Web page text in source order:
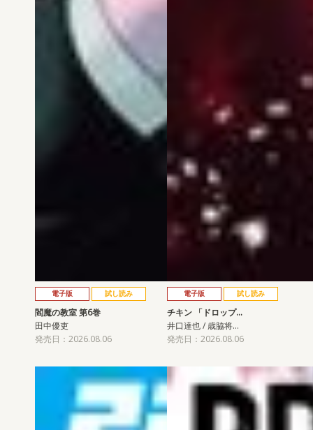
電子版 試し読み
閻魔の教室 第6巻
田中優吏
発売日：2026.08.06
電子版 試し読み
チキン 「ドロップ…
井口達也 / 歳脇将…
発売日：2026.08.06